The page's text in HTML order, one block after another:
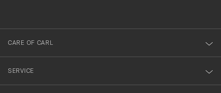
dig
till
vårt
nyhetsbrev!
CARE OF CARL
SERVICE